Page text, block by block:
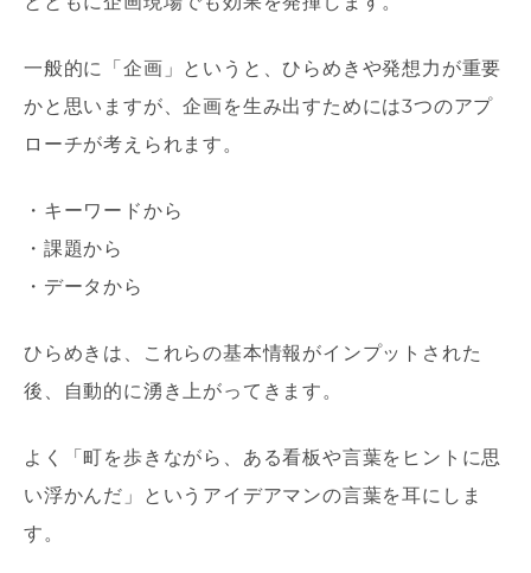
一般的に「企画」というと、ひらめきや発想力が重要
かと思いますが、企画を生み出すためには3つのアプ
ローチが考えられます。
・キーワードから
・課題から
・データから
ひらめきは、これらの基本情報がインプットされた
後、自動的に湧き上がってきます。
よく「町を歩きながら、ある看板や言葉をヒントに思
い浮かんだ」というアイデアマンの言葉を耳にしま
す。